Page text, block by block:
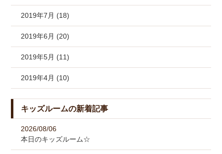
2019年7月 (18)
2019年6月 (20)
2019年5月 (11)
2019年4月 (10)
キッズルームの新着記事
2026/08/06
本日のキッズルーム☆